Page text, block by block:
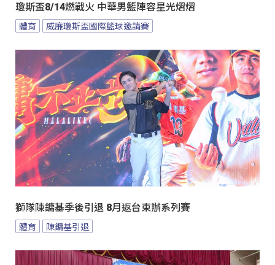
瓊斯盃8/14燃戰火 中華男籃陣容星光熠熠
體育 威廉瓊斯盃國際籃球邀請賽
獅隊陳鏞基季後引退 8月返台東辦系列賽
體育 陳鏞基引退